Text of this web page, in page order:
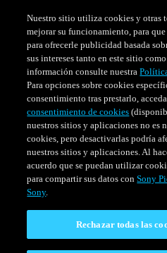
SERIESHORARIO
Venezuela
Nuestro sitio utiliza cookies y otras
mejorar su funcionamiento, para
para ofrecerle publicidad basada
sus intereses tanto en este sitio
información consulte nuestra
Para opciones sobre cookies
consentimiento tras prestarlo,
consentimiento de cookies
nuestros sitios y aplicaciones no es
cookies, pero desactivarlas podría
nuestros sitios y aplicaciones. Al
acuerdo que se puedan utilizar
para compartir sus datos conSony
Sony.
Rechazar todas las